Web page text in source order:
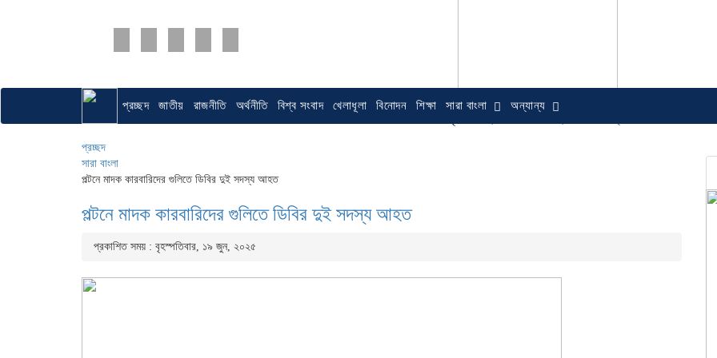
প্রচ্ছদ জাতীয় রাজনীতি অর্থনীতি বিশ্ব সংবাদ খেলাধূলা বিনোদন শিক্ষা সারা বাংলা অন্যান্য
প্রচ্ছদ
সারা বাংলা
পল্টনে মাদক কারবারিদের গুলিতে ডিবির দুই সদস্য আহত
পল্টনে মাদক কারবারিদের গুলিতে ডিবির দুই সদস্য আহত
প্রকাশিত সময় : বৃহস্পতিবার, ১৯ জুন, ২০২৫